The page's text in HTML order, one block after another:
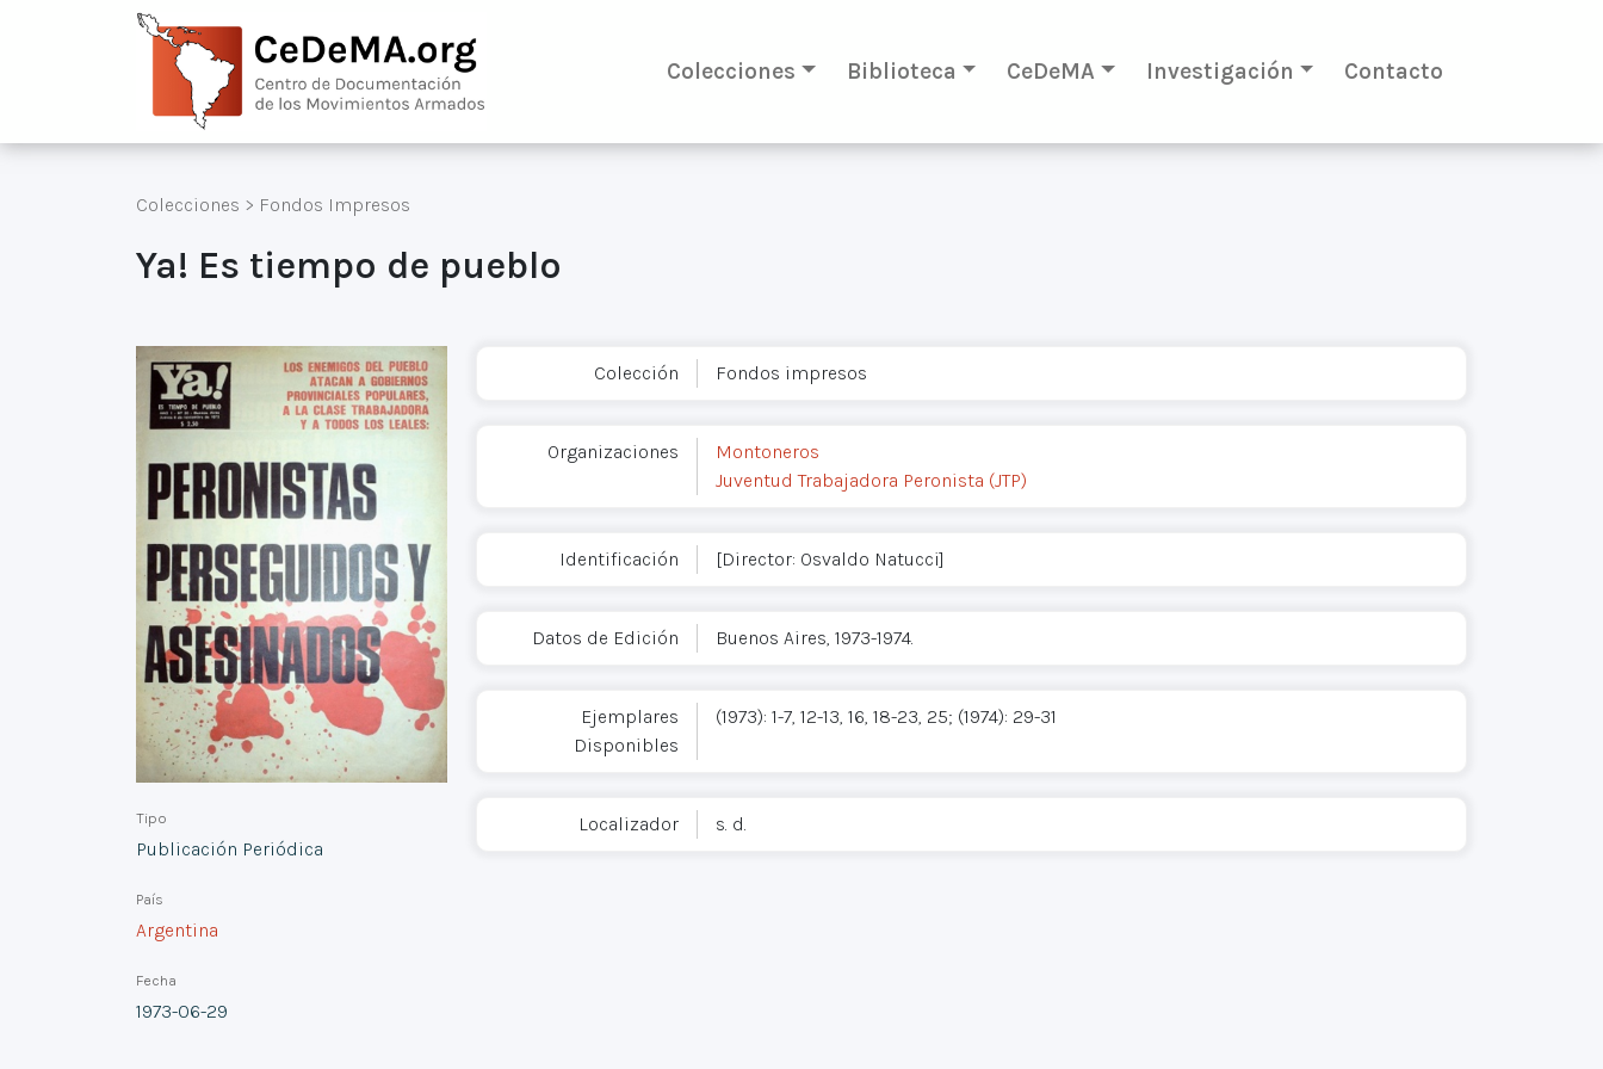
Colecciones Biblioteca CeDeMA Investigación Contacto
Colecciones > Fondos Impresos
Ya! Es tiempo de pueblo
Tipo
Publicación Periódica
País
Argentina
Fecha
1973-06-29
Colección Fondos impresos
Organizaciones
Montoneros
Juventud Trabajadora Peronista (JTP)
Identificación [Director: Osvaldo Natucci]
Datos de Edición Buenos Aires, 1973-1974.
Ejemplares
Disponibles
(1973): 1-7, 12-13, 16, 18-23, 25; (1974): 29-31
Localizador s. d.